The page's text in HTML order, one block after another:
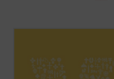
Estudiadlo en el silencio de vuestro cuarto,
leedlo con un amigo, formad grupos de
trabajo y redes, intercambiad opiniones en